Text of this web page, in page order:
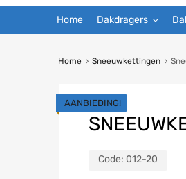
Home Dakdragers
Home Sneeuwkettingen
Code: 012-20
AANBIEDING!